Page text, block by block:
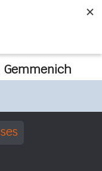
Gemmenich